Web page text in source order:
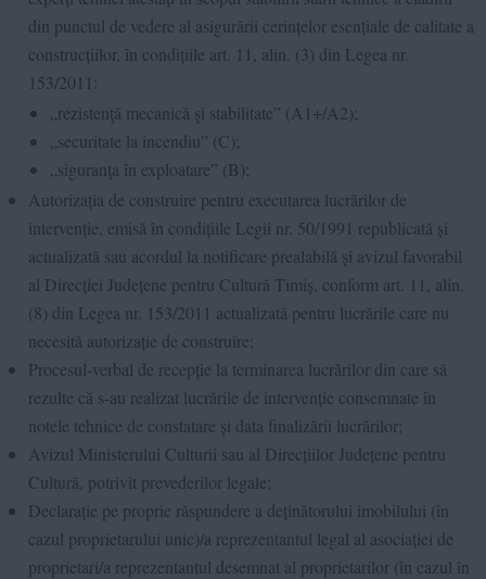
din punctul de vedere al asigurării cerințelor esențiale de calitate a
construcțiilor, în condițiile art. 11, alin. (3) din Legea nr.
153/2011:
„rezistenţă mecanică şi stabilitate” (A1+/A2);
„securitate la incendiu” (C);
„siguranţa în exploatare” (B);
Autorizația de construire pentru executarea lucrărilor de
intervenție, emisă în condițiile Legii nr. 50/1991 republicată și
actualizată sau acordul la notificare prealabilă și avizul favorabil
al Direcției Județene pentru Cultură Timiș, conform art. 11, alin.
(8) din Legea nr. 153/2011 actualizată pentru lucrările care nu
necesită autorizație de construire;
Procesul-verbal de recepție la terminarea lucrărilor din care să
rezulte că s-au realizat lucrările de intervenție consemnate în
notele tehnice de constatare și data finalizării lucrărilor;
Avizul Ministerului Culturii sau al Direcțiilor Județene pentru
Cultură, potrivit prevederilor legale;
Declarație pe proprie răspundere a deținătorului imobilului (în
cazul proprietarului unic)/a reprezentantul legal al asociației de
proprietari/a reprezentantul desemnat al proprietarilor (în cazul în